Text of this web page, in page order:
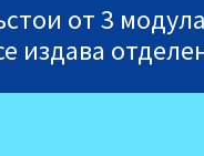
от 3 модула
издава